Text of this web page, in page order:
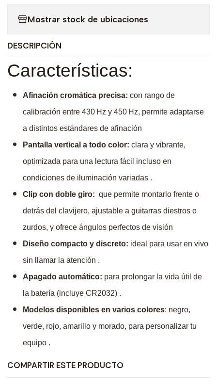
Mostrar stock de ubicaciones
DESCRIPCIÓN
Características:
Afinación cromática precisa: con rango de
calibración entre 430 Hz y 450 Hz, permite adaptarse
a distintos estándares de afinación
Pantalla vertical a todo color: clara y vibrante,
optimizada para una lectura fácil incluso en
condiciones de iluminación variadas .
Clip con doble giro: que permite montarlo frente o
detrás del clavijero, ajustable a guitarras diestros o
zurdos, y ofrece ángulos perfectos de visión
Diseño compacto y discreto: ideal para usar en vivo
sin llamar la atención .
Apagado automático: para prolongar la vida útil de
la batería (incluye CR2032) .
Modelos disponibles en varios colores: negro,
verde, rojo, amarillo y morado, para personalizar tu
equipo .
COMPARTIR ESTE PRODUCTO